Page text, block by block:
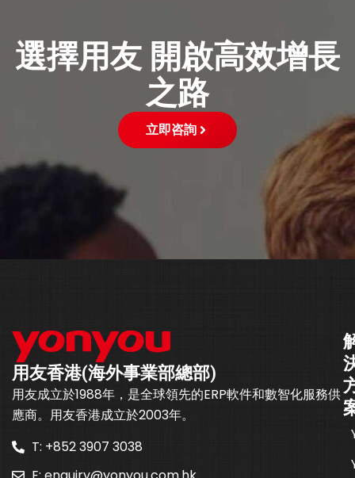
選擇用友 開啟高效增長
之路
立即咨詢
用友香港(海外事業部總部)
用友成立於1988年，是全球領先的ERP軟件和數智化服務供
應商。用友香港成立於2003年。
T: +852 3907 3038